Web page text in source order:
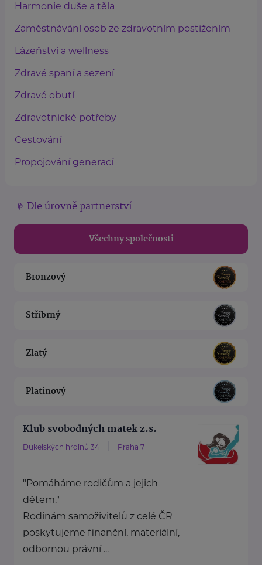
Harmonie duše a těla
Zaměstnávání osob ze zdravotním postižením
Lázeňství a wellness
Zdravé spaní a sezení
Zdravé obutí
Zdravotnické potřeby
Cestování
Propojování generací
Dle úrovně partnerství
Všechny společnosti
Bronzový
Stříbrný
Zlatý
Platinový
Klub svobodných matek z.s.
Dukelských hrdinů 34 Praha 7
"Pomáháme rodičům a jejich
dětem."
Rodinám samoživitelů z celé ČR
poskytujeme finanční, materiální,
odbornou právní ...